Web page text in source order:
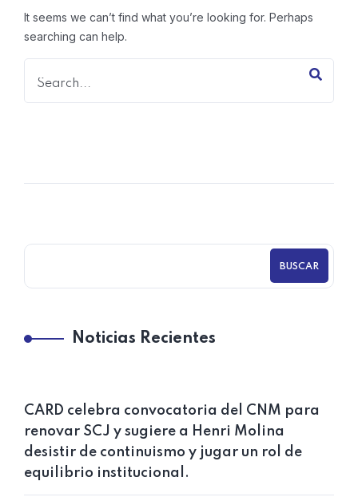
It seems we can’t find what you’re looking for. Perhaps
searching can help.
BUSCAR
Noticias Recientes
CARD celebra convocatoria del CNM para
renovar SCJ y sugiere a Henri Molina
desistir de continuismo y jugar un rol de
equilibrio institucional.